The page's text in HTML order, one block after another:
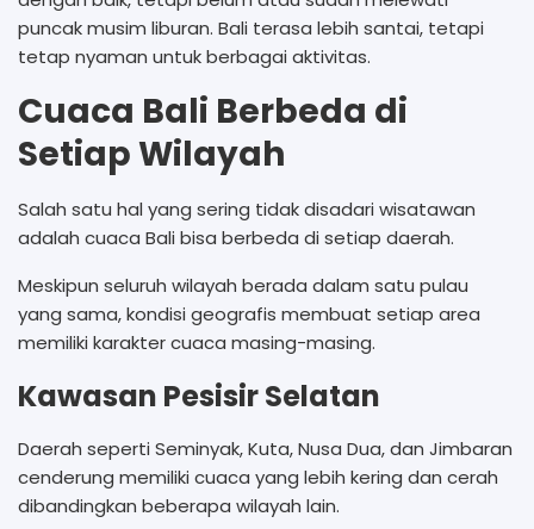
puncak musim liburan. Bali terasa lebih santai, tetapi
tetap nyaman untuk berbagai aktivitas.
Cuaca Bali Berbeda di
Setiap Wilayah
Salah satu hal yang sering tidak disadari wisatawan
adalah cuaca Bali bisa berbeda di setiap daerah.
Meskipun seluruh wilayah berada dalam satu pulau
yang sama, kondisi geografis membuat setiap area
memiliki karakter cuaca masing-masing.
Kawasan Pesisir Selatan
Daerah seperti Seminyak, Kuta, Nusa Dua, dan Jimbaran
cenderung memiliki cuaca yang lebih kering dan cerah
dibandingkan beberapa wilayah lain.